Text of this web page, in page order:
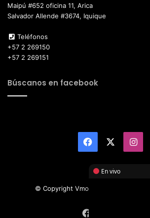
Maipú #652 oficina 11, Arica
Salvador Allende #3674, Iquique
Teléfonos
+57 2 269150
+57 2 269151
Búscanos en facebook
Facebook
© Copyright Vmotor TI 2026, All
En vivo